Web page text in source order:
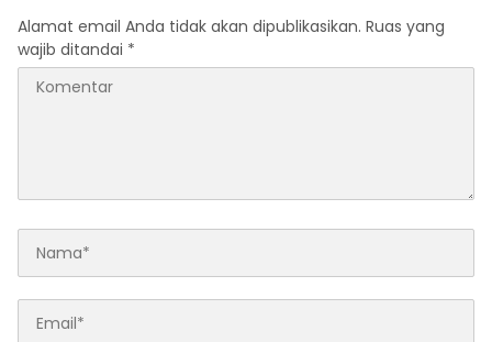
Alamat email Anda tidak akan dipublikasikan. Ruas yang
wajib ditandai *